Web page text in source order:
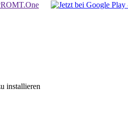
installieren